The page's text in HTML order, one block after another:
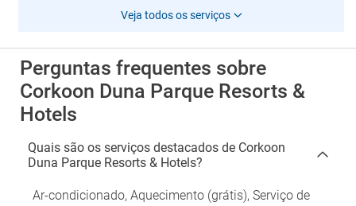
Veja todos os serviços
Perguntas frequentes sobre
Corkoon Duna Parque Resorts &
Hotels
Quais são os serviços destacados de Corkoon
Duna Parque Resorts & Hotels?
Ar-condicionado, Aquecimento (grátis), Serviço de